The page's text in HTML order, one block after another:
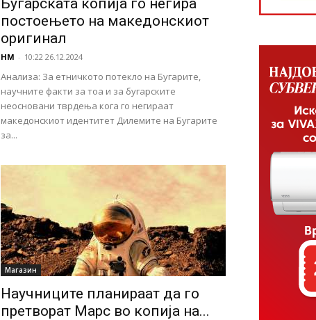
Бугарската копија го негира
постоењето на македонскиот
оригинал
НМ - 10:22 26.12.2024
Анализа: За етничкото потекло на Бугарите,
научните факти за тоа и за бугарските
неосновани тврдења кога го негираат
македонскиот идентитет Дилемите на Бугарите
за...
Магазин
Научниците планираат да го
претворат Марс во копија на...